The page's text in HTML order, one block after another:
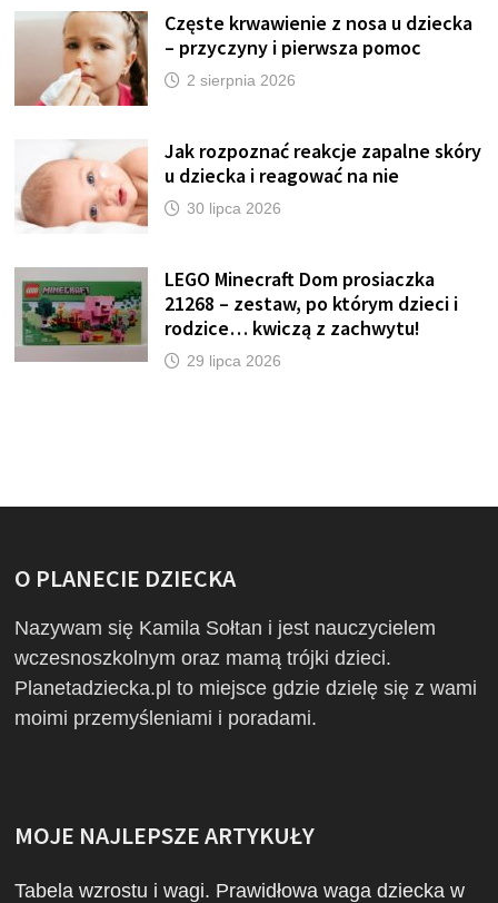
Częste krwawienie z nosa u dziecka
– przyczyny i pierwsza pomoc
2 sierpnia 2026
Jak rozpoznać reakcje zapalne skóry
u dziecka i reagować na nie
30 lipca 2026
LEGO Minecraft Dom prosiaczka
21268 – zestaw, po którym dzieci i
rodzice… kwiczą z zachwytu!
29 lipca 2026
O PLANECIE DZIECKA
Nazywam się Kamila Sołtan i jest nauczycielem
wczesnoszkolnym oraz mamą trójki dzieci.
Planetadziecka.pl to miejsce gdzie dzielę się z wami
moimi przemyśleniami i poradami.
MOJE NAJLEPSZE ARTYKUŁY
Tabela wzrostu i wagi. Prawidłowa waga dziecka w